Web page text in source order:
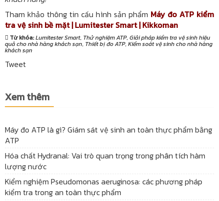
Tham khảo thông tin cấu hình sản phẩm Máy đo ATP kiểm
tra vệ sinh bề mặt | Lumitester Smart | Kikkoman
Từ khóa:Lumitester Smart, Thử nghiệm ATP, Giải pháp kiểm tra vệ sinh hiệu
quả cho nhà hàng khách sạn, Thiết bị đo ATP, Kiểm soát vệ sinh cho nhà hàng
khách sạn
Tweet
Xem thêm
Máy đo ATP là gì? Giám sát vệ sinh an toàn thực phẩm bằng
ATP
Hóa chất Hydranal: Vai trò quan trọng trong phân tích hàm
lượng nước
Kiểm nghiệm Pseudomonas aeruginosa: các phương pháp
kiểm tra trong an toàn thực phẩm